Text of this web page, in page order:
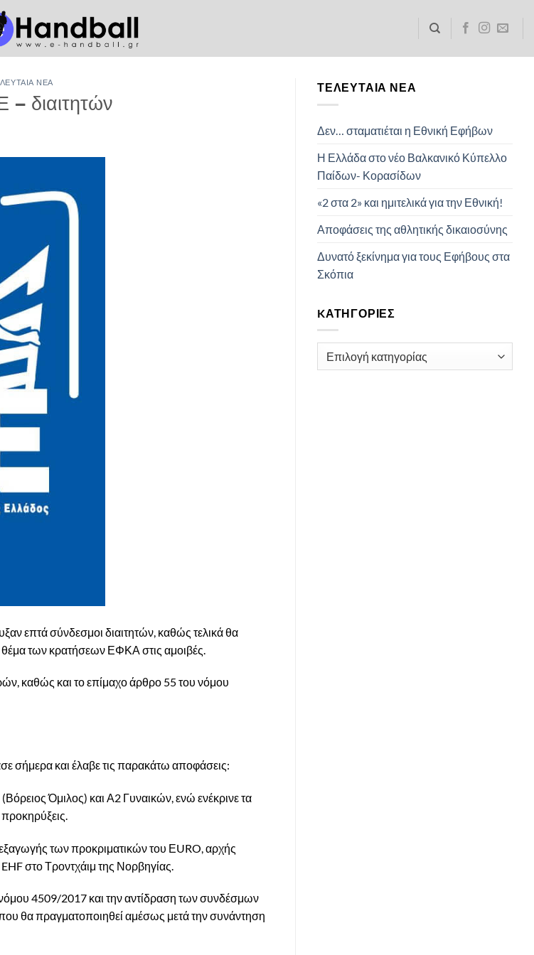
ΝΈΑ
διαιτητών
επτά σύνδεσμοι διαιτητών, καθώς τελικά θα
θέμα των κρατήσεων ΕΦΚΑ στις αμοιβές.
καθώς και το επίμαχο άρθρο 55 του νόμου
σήμερα και έλαβε τις παρακάτω αποφάσεις:
Όμιλος) και Α2 Γυναικών, ενώ ενέκρινε τα
των προκριματικών του ΕURO, αρχής
στο Τροντχάιμ της Νορβηγίας.
4509/2017 και την αντίδραση των συνδέσμων
θα πραγματοποιηθεί αμέσως μετά την συνάντηση
ΤΕΛΕΥΤΑΊΑ ΝΈΑ
Δεν… σταματιέται η Εθνική Εφήβων
Η Ελλάδα στο νέο Βαλκανικό Κύπελλο
Παίδων- Κορασίδων
«2 στα 2» και ημιτελικά για την Εθνική!
Αποφάσεις της αθλητικής δικαιοσύνης
Δυνατό ξεκίνημα για τους Εφήβους στα
Σκόπια
KΑΤΗΓΟΡΊΕΣ
Kατηγορίες